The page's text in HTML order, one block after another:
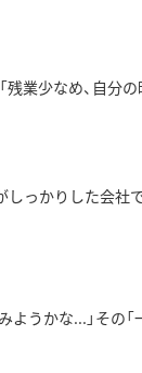
残業少なめ、自分
っかりした会社
ようかな... 」その